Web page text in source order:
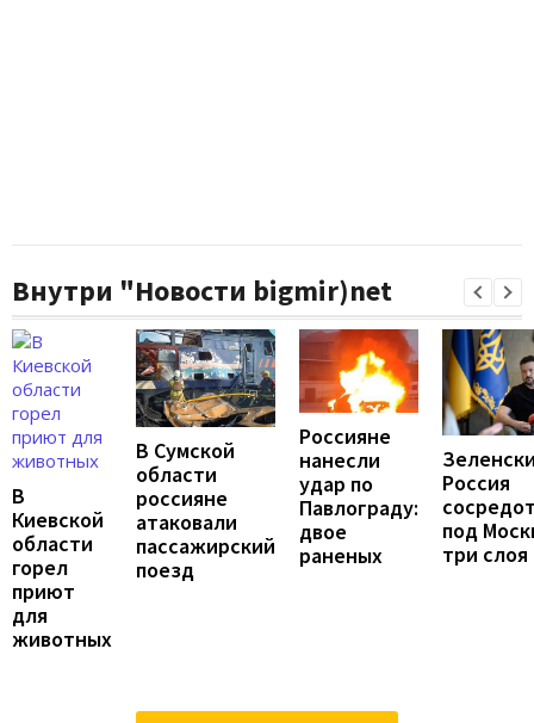
Внутри "Новости bigmir)net
В
Киевской
области
горел
приют
для
животных
В Сумской
области
россияне
атаковали
пассажирский
поезд
Россияне
нанесли
удар по
Павлограду:
двое
раненых
Россия
под
три